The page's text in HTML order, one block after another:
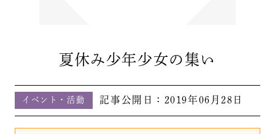
夏休み少年少女の集い
イベント・活動 記事公開日： 2019年06月28日